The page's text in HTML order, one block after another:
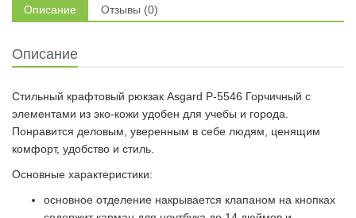
Описание Отзывы (0)
Описание
Стильный крафтовый рюкзак Asgard Р-5546 Горчичный с
элементами из эко-кожи удобен для учебы и города.
Понравится деловым, уверенным в себе людям, ценящим
комфорт, удобство и стиль.
Основные характеристики:
основное отделение накрывается клапаном на кнопках